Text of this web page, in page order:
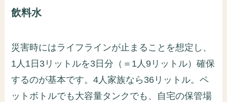
飲料水
災害時にはライフラインが止まることを想定し、
1人1日3リットルを3日分（＝1人9リットル）確保
するのが基本です。4人家族なら36リットル。ペ
ットボトルでも大容量タンクでも、自宅の保管場